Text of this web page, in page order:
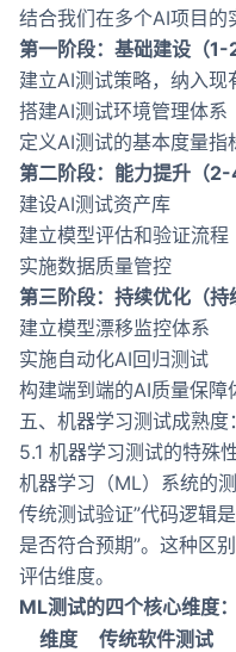
结合我们在多个AI项目的
第一阶段：基础建设（1-2
建立AI测试策略，纳入现
搭建AI测试环境管理体系
定义AI测试的基本度量指
第二阶段：能力提升（2-
建设AI测试资产库
建立模型评估和验证流程
实施数据质量管控
第三阶段：持续优化（持
建立模型漂移监控体系
实施自动化AI回归测试
构建端到端的AI质量保障
五、机器学习测试成熟
5.1 机器学习测试的特殊
机器学习（ML）系统的
传统测试验证”代码逻辑
是否符合预期”。这种区
评估维度。
ML测试的四个核心维度：
维度
传统软件测试